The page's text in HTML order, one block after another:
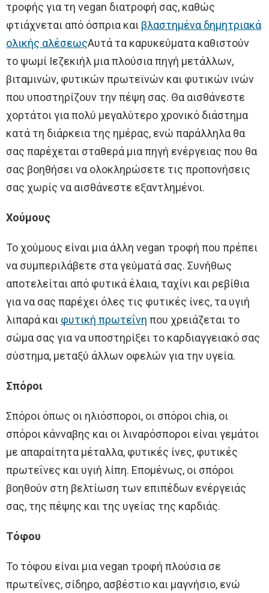
τροφής για τη vegan διατροφή σας, καθώς
φτιάχνεται από όσπρια και βλαστημένα δημητριακά
ολικής αλέσεωςΑυτά τα καρυκεύματα καθιστούν
το ψωμί Ιεζεκιήλ μια πλούσια πηγή μετάλλων,
βιταμινών, φυτικών πρωτεϊνών και φυτικών ινών
που υποστηρίζουν την πέψη σας. Θα αισθάνεστε
χορτάτοι για πολύ μεγαλύτερο χρονικό διάστημα
κατά τη διάρκεια της ημέρας, ενώ παράλληλα θα
σας παρέχεται σταθερά μια πηγή ενέργειας που θα
σας βοηθήσει να ολοκληρώσετε τις προπονήσεις
σας χωρίς να αισθάνεστε εξαντλημένοι.
Χούμους
Το χούμους είναι μια άλλη vegan τροφή που πρέπει
να συμπεριλάβετε στα γεύματά σας. Συνήθως
αποτελείται από φυτικά έλαια, ταχίνι και ρεβίθια
για να σας παρέχει όλες τις φυτικές ίνες, τα υγιή
λιπαρά και φυτική πρωτεΐνη που χρειάζεται το
σώμα σας για να υποστηρίξει το καρδιαγγειακό σας
σύστημα, μεταξύ άλλων οφελών για την υγεία.
Σπόροι
Σπόροι όπως οι ηλιόσποροι, οι σπόροι chia, οι
σπόροι κάνναβης και οι λιναρόσποροι είναι γεμάτοι
με απαραίτητα μέταλλα, φυτικές ίνες, φυτικές
πρωτεΐνες και υγιή λίπη. Επομένως, οι σπόροι
βοηθούν στη βελτίωση των επιπέδων ενέργειάς
σας, της πέψης και της υγείας της καρδιάς.
Τόφου
Το τόφου είναι μια vegan τροφή πλούσια σε
πρωτεΐνες, σίδηρο, ασβέστιο και μαγνήσιο, ενώ